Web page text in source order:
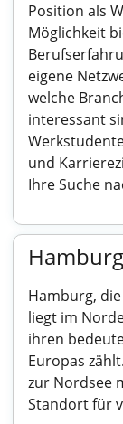
Position als
Möglichkeit
eigene
welche
interessant
und
Ihre Suche
Hamburg
Hamburg,
liegt im
ihren
Europas
zur Nordsee
Standort für